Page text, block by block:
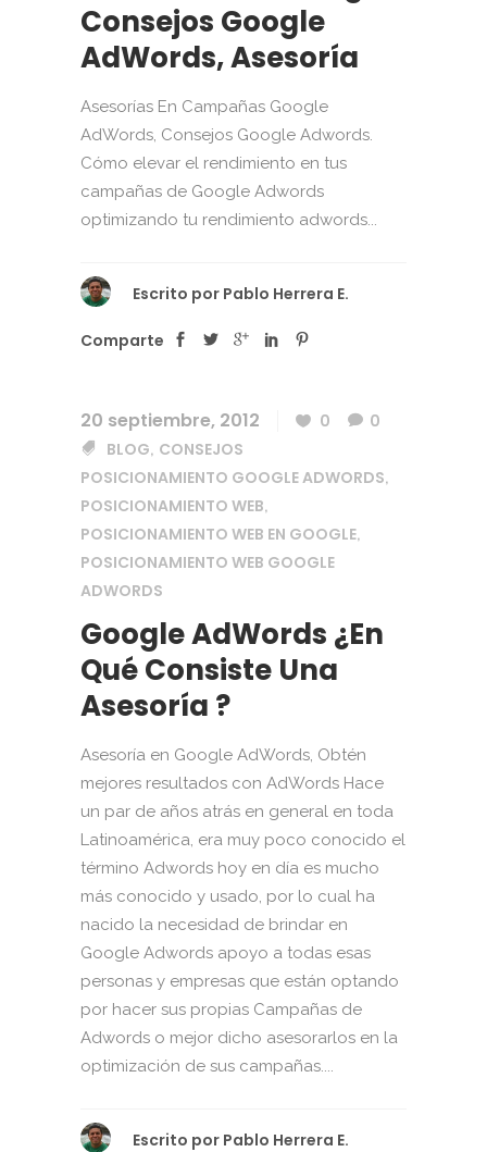
Consejos Google
AdWords, Asesoría
Asesorías En Campañas Google
AdWords, Consejos Google Adwords.
Cómo elevar el rendimiento en tus
campañas de Google Adwords
optimizando tu rendimiento adwords...
Escrito por Pablo Herrera E.
Comparte
20 septiembre, 2012 0
0
BLOG, CONSEJOS
POSICIONAMIENTO GOOGLE ADWORDS,
POSICIONAMIENTO WEB,
POSICIONAMIENTO WEB EN GOOGLE,
POSICIONAMIENTO WEB GOOGLE
ADWORDS
Google AdWords ¿En
Qué Consiste Una
Asesoría ?
Asesoría en Google AdWords, Obtén
mejores resultados con AdWords Hace
un par de años atrás en general en toda
Latinoamérica, era muy poco conocido el
término Adwords hoy en día es mucho
más conocido y usado, por lo cual ha
nacido la necesidad de brindar en
Google Adwords apoyo a todas esas
personas y empresas que están optando
por hacer sus propias Campañas de
Adwords o mejor dicho asesorarlos en la
optimización de sus campañas....
Escrito por Pablo Herrera E.